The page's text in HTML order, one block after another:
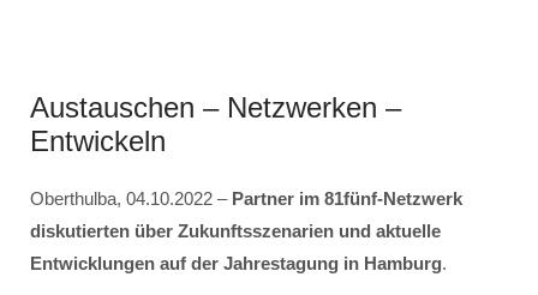
Austauschen – Netzwerken –
Entwickeln
Oberthulba, 04.10.2022 – Partner im 81fünf-Netzwerk
diskutierten über Zukunftsszenarien und aktuelle
Entwicklungen auf der Jahrestagung in Hamburg.